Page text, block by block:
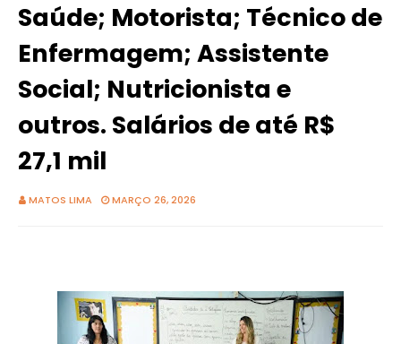
Saúde; Motorista; Técnico de
Enfermagem; Assistente
Social; Nutricionista e
outros. Salários de até R$
27,1 mil
MATOS LIMA MARÇO 26, 2026